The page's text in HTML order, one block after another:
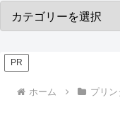
PR
ホーム プリン